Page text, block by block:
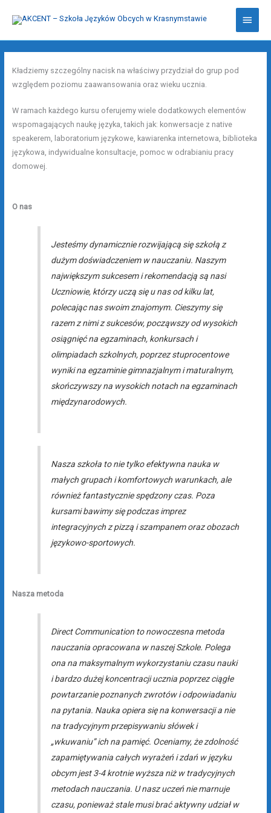
menu
Kładziemy szczególny nacisk na właściwy przydział do grup pod
względem poziomu zaawansowania oraz wieku ucznia.
W ramach każdego kursu oferujemy wiele dodatkowych elementów
wspomagających naukę języka, takich jak: konwersacje z native
speakerem, laboratorium językowe, kawiarenka internetowa, biblioteka
językowa, indywidualne konsultacje, pomoc w odrabianiu pracy
domowej.
O nas
Jesteśmy dynamicznie rozwijającą się szkołą z
dużym doświadczeniem w nauczaniu. Naszym
największym sukcesem i rekomendacją są nasi
Uczniowie, którzy uczą się u nas od kilku lat,
polecając nas swoim znajomym. Cieszymy się
razem z nimi z sukcesów, począwszy od wysokich
osiągnięć na egzaminach, konkursach i
olimpiadach szkolnych, poprzez stuprocentowe
wyniki na egzaminie gimnazjalnym i maturalnym,
skończywszy na wysokich notach na egzaminach
międzynarodowych.
Nasza szkoła to nie tylko efektywna nauka w
małych grupach i komfortowych warunkach, ale
również fantastycznie spędzony czas. Poza
kursami bawimy się podczas imprez
integracyjnych z pizzą i szampanem oraz obozach
językowo-sportowych.
Nasza metoda
Direct Communicationto nowoczesna metoda
nauczania opracowana w naszej Szkole. Polega
ona na maksymalnym wykorzystaniu czasu nauki
i bardzo dużej koncentracji ucznia poprzez ciągłe
powtarzanie poznanych zwrotów i odpowiadaniu
na pytania. Nauka opiera się na konwersacji a nie
na tradycyjnym przepisywaniu słówek i
„wkuwaniu” ich na pamięć. Oceniamy, że zdolność
zapamiętywania całych wyrażeń i zdań w języku
obcym jest 3-4 krotnie wyższa niż w tradycyjnych
metodach nauczania. U nasz uczeń nie marnuje
czasu, ponieważ stale musi brać aktywny udział w